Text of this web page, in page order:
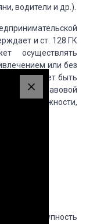
водители и др.).
и ст. 128 ГК
осуществлять
или без
лицо может быть
— правовой
принадлежности,
совокупность